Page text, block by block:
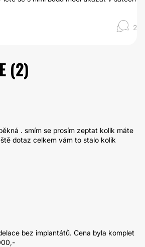
2
(2)
. smím se prosím zeptat kolik máte
dotaz celkem vám to stalo kolik
bez implantátů. Cena byla komplet